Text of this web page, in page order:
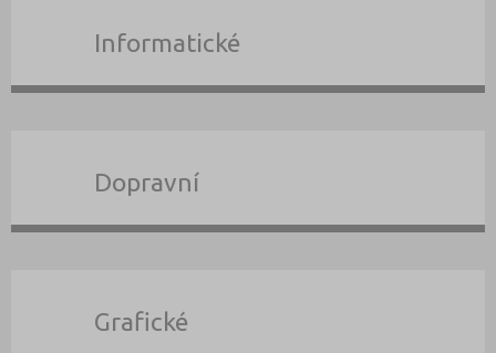
Informatické
Dopravní
Grafické